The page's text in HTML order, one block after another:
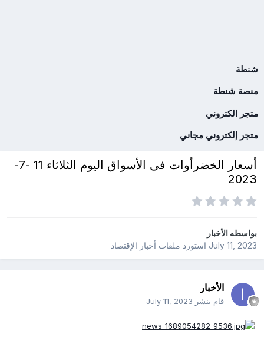
شنطة
منصة شنطة
متجر الكتروني
متجر إلكتروني مجاني
أسعار الخضرأوات فى الأسواق اليوم الثلاثاء 11 -7-
2023
بواسطهالأخبار
July 11, 2023استورد ملفات أخبار الإقتصاد
الأخبار
قام بنشر July 11, 2023